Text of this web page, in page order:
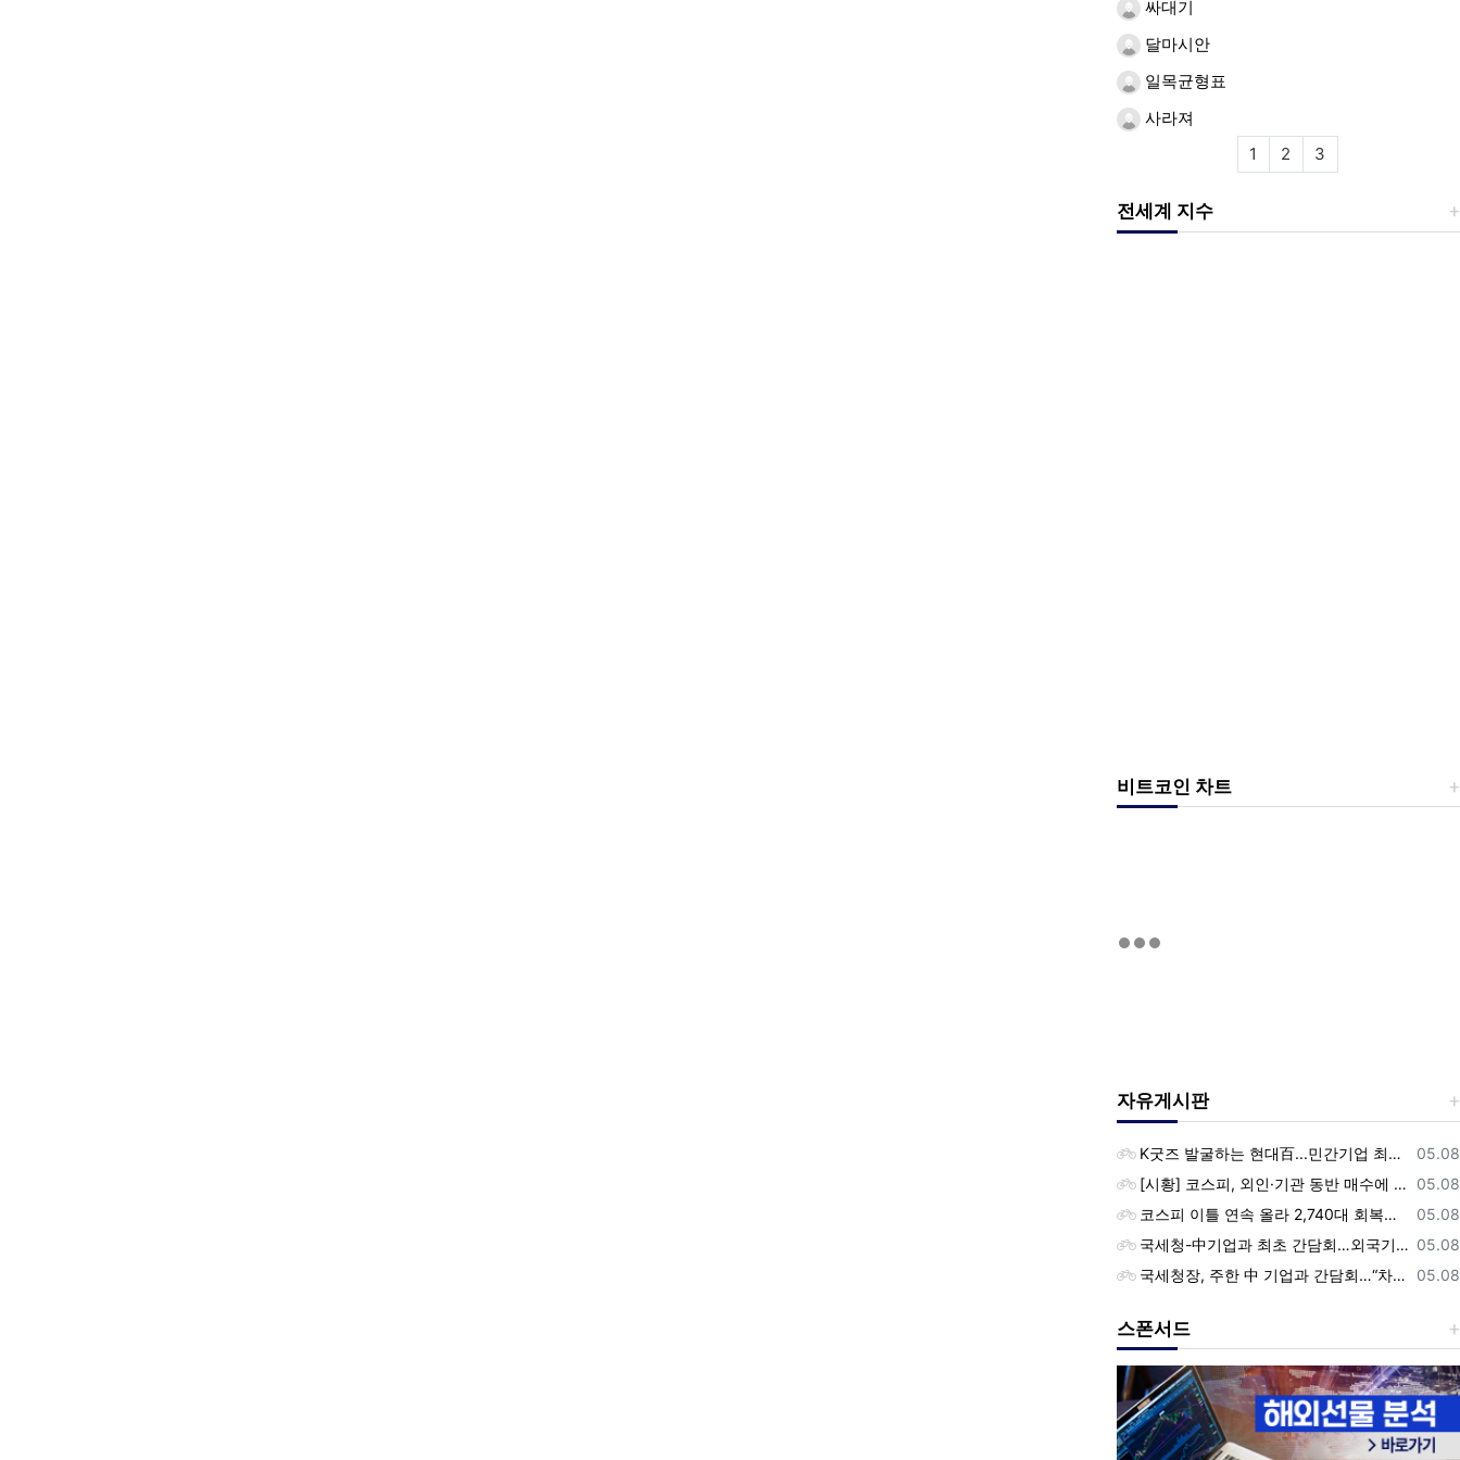
싸대기
달마시안
일목균형표
사라져
1
2 3
전세계 지수
비트코인 차트
자유게시판
등록일
05.08
K굿즈 발굴하는 현대百...민간기업 최초 ‘대한민국 관광공모전’ 후원
등록일
05.08
[시황] 코스피, 외인·기관 동반 매수에 연이틀 상승…2745.05 마감
등록일
05.08
코스피 이틀 연속 올라 2,740대 회복…코스닥은 강보합(종합)
등록일
05.08
국세청-中기업과 최초 간담회…외국기업 세제혜택 등 논의
등록일
05.08
국세청장, 주한 中 기업과 간담회…“차별없는 공정과세 약속”
스폰서드